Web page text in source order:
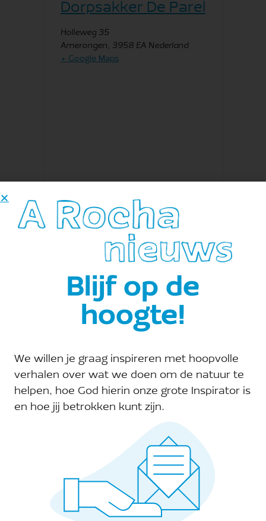
Dorpsakker De Parel
Holleweg 35
Amerongen , 3958 EA Nederland
+ Google Maps
Toevoegen aan kalender
Dorpsakker De Parel
06-30264196
E-mail:
esther.gijsbertsen@arocha.org
Blijf op de
hoogte!
We willen je graag inspireren met hoopvolle
verhalen over wat we doen om de natuur te
helpen, hoe God hierin onze grote Inspirator is
en hoe jij betrokken kunt zijn.